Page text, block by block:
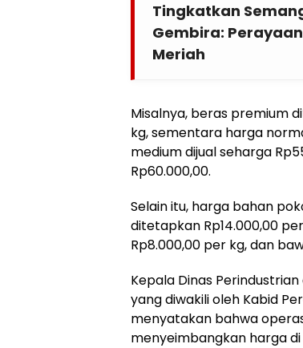
Tingkatkan
Gembira:
Meriah
Misalnya, beras premium
kg, sementara harga
medium dijual seharga
Rp60.000,00.
Selain itu, harga bahan
ditetapkan Rp14.000,00
Rp8.000,00 per kg, dan
Kepala Dinas
yang diwakili oleh Kabid
menyatakan bahwa
menyeimbangkan harga di